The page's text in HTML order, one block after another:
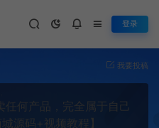
登录
我要投稿